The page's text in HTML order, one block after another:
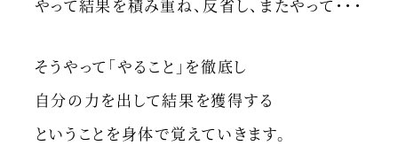
やって結果を積み重ね、反省し、またやって・・・
そうやって「やること」を徹底し
自分の力を出して結果を獲得する
ということを身体で覚えていきます。